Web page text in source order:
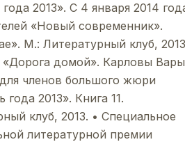
2013». С 4 января 2014
«Новый современник».
М.: Литературный клуб,
домой». Карловы
членов большого жюри
2013». Книга 11.
клуб, 2013. • Специальное
литературной премии